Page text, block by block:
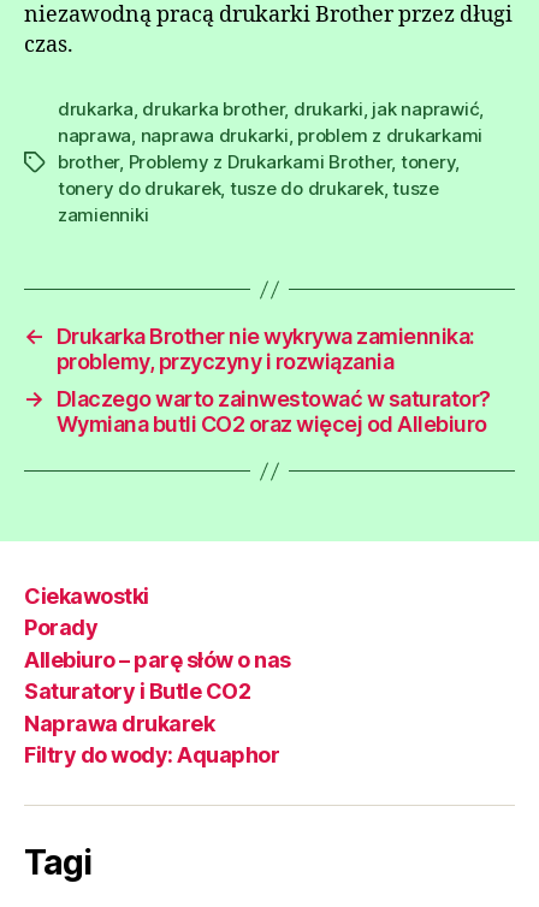
niezawodną pracą drukarki Brother przez długi
czas.
Tagi
drukarka, drukarka brother, drukarki, jak naprawić,
naprawa, naprawa drukarki, problem z drukarkami
brother, Problemy z Drukarkami Brother, tonery,
tonery do drukarek, tusze do drukarek,tusze
zamienniki
←
Drukarka Brother nie wykrywa zamiennika:
problemy, przyczyny i rozwiązania
→
Dlaczego warto zainwestować w saturator?
Wymiana butli CO2 oraz więcej od Allebiuro
Ciekawostki
Porady
Allebiuro – parę słów o nas
Saturatory i Butle CO2
Naprawa drukarek
Filtry do wody: Aquaphor
Tagi